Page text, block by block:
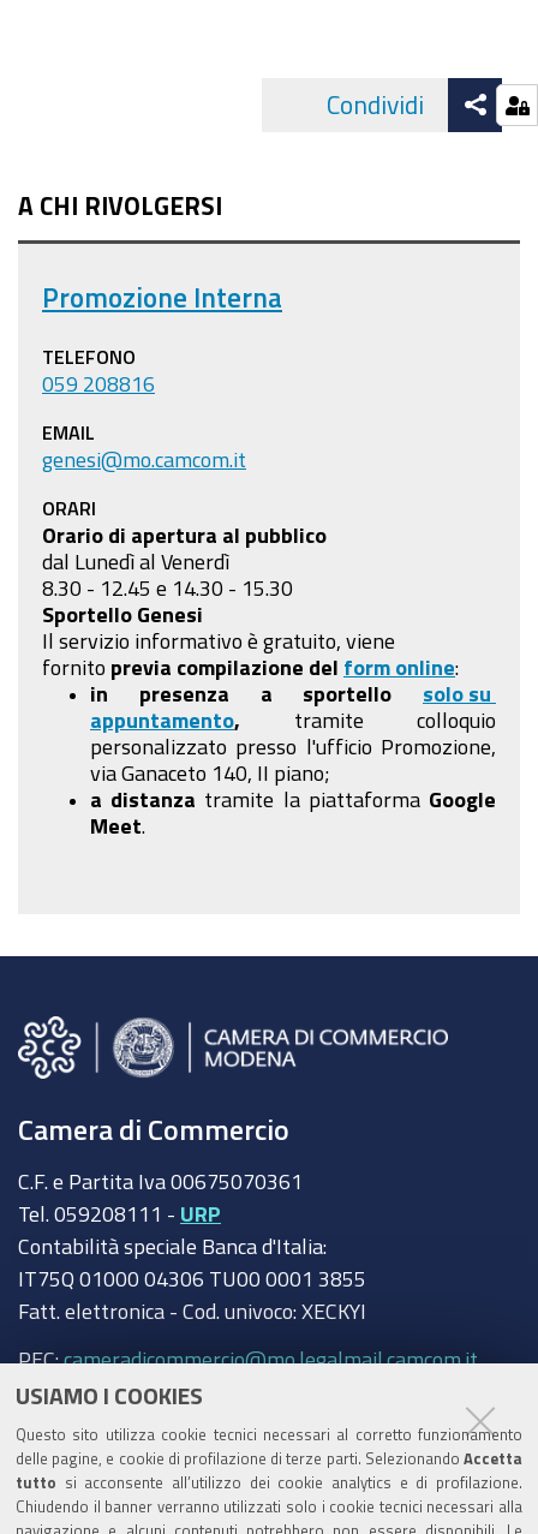
USIAMO I COOKIES
Questo sito utilizza cookie tecnici necessari al corretto funzionamento
delle pagine, e cookie di profilazione di terze parti. Selezionando Accetta
tutto si acconsente all’utilizzo dei cookie analytics e di profilazione.
Chiudendo il banner verranno utilizzati solo i cookie tecnici necessari alla
navigazione e alcuni contenuti potrebbero non essere disponibili. Le
Condividi
A CHI RIVOLGERSI
Promozione Interna
TELEFONO
059 208816
EMAIL
genesi@mo.camcom.it
ORARI
Orario di apertura al pubblico
dal Lunedì al Venerdì
8.30 - 12.45 e 14.30 - 15.30
Sportello Genesi
Il servizio informativo è gratuito, viene
fornito previa compilazione del form online:
in presenza a sportello solo su
appuntamento, tramite colloquio
personalizzato presso l'ufficio Promozione,
via Ganaceto 140, II piano;
a distanza tramite la piattaforma Google
Meet
Camera di Commercio
C.F. e Partita Iva 00675070361
Tel. 059208111 - URP
Contabilità speciale Banca d'Italia:
IT75Q 01000 04306 TU00 0001 3855
Fatt. elettronica - Cod. univoco: XECKYI
PEC:cameradicommercio@mo.legalmail.camcom.it
Trasparenza
Amministrazione trasparente
Albo Camerale